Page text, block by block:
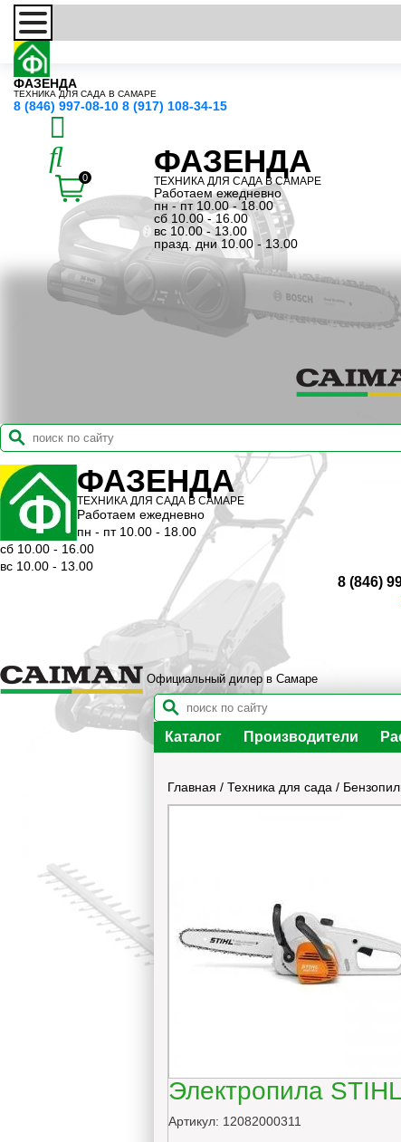
ФАЗЕНДА
ТЕХНИКА ДЛЯ САДА В САМАРЕ
8 (846) 997-08-10 8 (917) 108-34-15
0 ФАЗЕНДА
ТЕХНИКА ДЛЯ САДА В САМАРЕ
Работаем ежедневно
пн - пт 10.00 - 18.00
сб 10.00 - 16.00
вс 10.00 - 13.00
празд. дни 10.00 - 13.00
ФАЗЕНДА
ТЕХНИКА ДЛЯ САДА В САМАРЕ
Работаем ежедневно
пн - пт 10.00 - 18.00
сб 10.00 - 16.00
вс 10.00 - 13.00
8 (846)
Официальный дилер в Самаре
Каталог Производители
Главная / Техника для сада /
Электропила
Артикул: 12082000311